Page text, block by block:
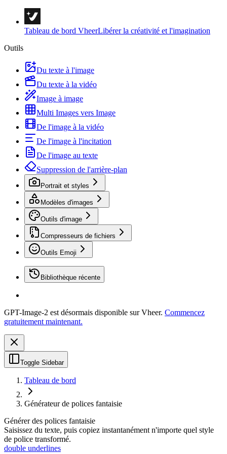
Tableau de bord VheerLibérer la créativité et l'imagination
Outils
Du texte à l'image
Du texte à la vidéo
Image à image
Multi Images vers Image
De l'image à la vidéo
De l'image à l'incitation
De l'image au texte
Suppression de l'arrière-plan
Portrait et styles
Modèles d'images
Outils d'image
Compresseurs de fichiers
Outils Emoji
Bibliothèque récente
GPT-Image-2 est désormais disponible sur Vheer. Commencez
gratuitement maintenant.
Toggle Sidebar
Tableau de bord
Générateur de polices fantaisie
Générer des polices fantaisie
Saisissez du texte, puis copiez instantanément n'importe quel style
de police transformé.
double underlines